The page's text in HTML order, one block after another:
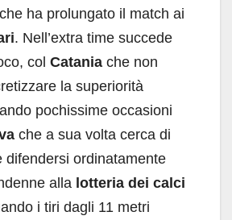
che ha prolungato il match ai
. Nell’extra time succede
col Catania che non
la superiorità
pochissime occasioni
che a sua volta cerca di
difendersi ordinatamente
alla lotteria dei calci
i tiri dagli 11 metri